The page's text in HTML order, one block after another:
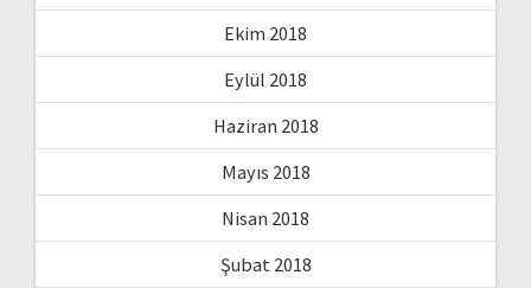
Ekim 2018
Eylül 2018
Haziran 2018
Mayıs 2018
Nisan 2018
Şubat 2018